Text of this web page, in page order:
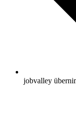
jobvalley